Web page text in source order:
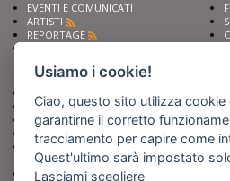
EVENTI E COMUNICATI
ARTISTI
REPORTAGE
Chiedi ai nostri esperti
Scrivi alla redazione
Fai pubblicità con noi
Sostieni Barinedita
Iscriviti al nostro corso di
giornalismo
Compra i nostri libri
Usiamo i cookie!
Ciao, questo sito utilizza cookie
garantirne il corretto
tracciamento per capire come
Quest'ultimo sarà impostato
Lasciami scegliere